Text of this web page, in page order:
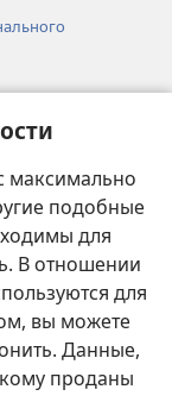
максимально
подобные
для
В отношении
для
вы можете
Данные,
проданы